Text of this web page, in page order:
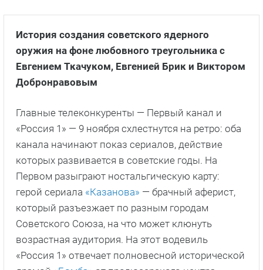
История создания советского ядерного
оружия на фоне любовного треугольника с
Евгением Ткачуком, Евгенией Брик и Виктором
Добронравовым
Главные телеконкуренты — Первый канал и
«Россия 1» — 9 ноября схлестнутся на ретро: оба
канала начинают показ сериалов, действие
которых развивается в советские годы. На
Первом разыграют ностальгическую карту:
герой сериала «Казанова» — брачный аферист,
который разъезжает по разным городам
Советского Союза, на что может клюнуть
возрастная аудитория. На этот водевиль
«Россия 1» отвечает полновесной исторической